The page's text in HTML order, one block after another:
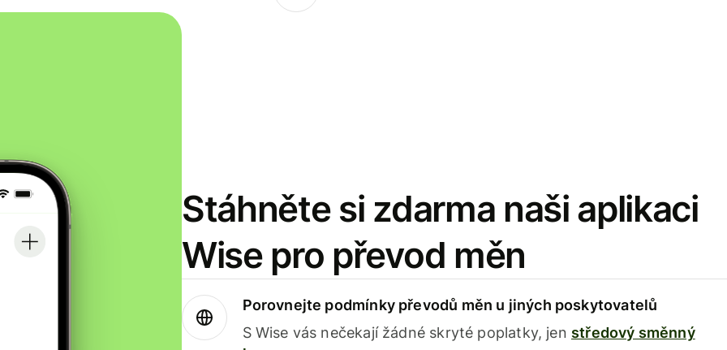
Stáhněte si zdarma naši aplikaci
Wise pro převod měn
Porovnejte podmínky převodů měn u jiných poskytovatelů
S Wise vás nečekají žádné skryté poplatky, jen středový směnný